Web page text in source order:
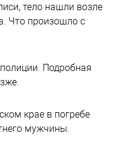
тело нашли возле
Что произошло с
Подробная
крае в погребе
мужчины.